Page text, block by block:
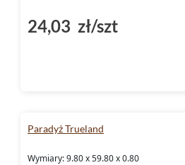
24,03 zł/szt
Paradyż Trueland
Wymiary: 9.80 x 59.80 x 0.80